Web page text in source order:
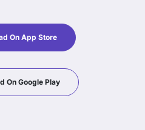
On App Store
On Google Play